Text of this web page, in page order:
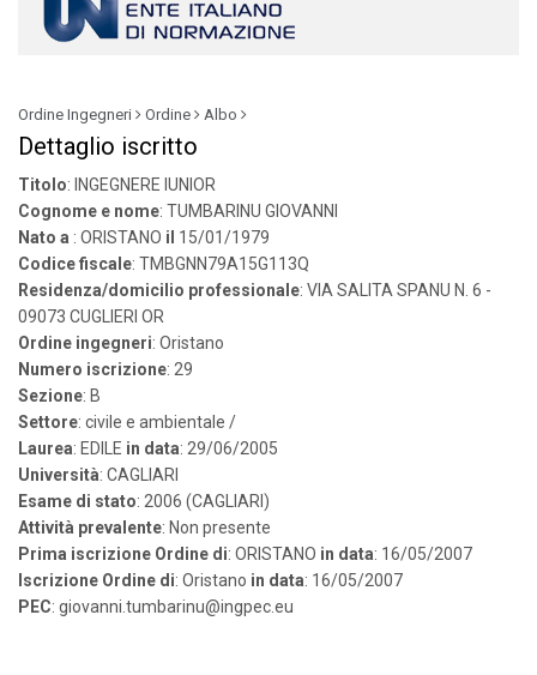
Ordine Ingegneri Ordine Albo
Dettaglio iscritto
Titolo: INGEGNERE IUNIOR
Cognome e nome: TUMBARINU GIOVANNI
Nato a : ORISTANO il 15/01/1979
Codice fiscale: TMBGNN79A15G113Q
Residenza/domicilio professionale: VIA SALITA SPANU N. 6 -
09073 CUGLIERI OR
Ordine ingegneri: Oristano
Numero iscrizione: 29
Sezione: B
Settore: civile e ambientale /
Laurea: EDILE in data: 29/06/2005
Università: CAGLIARI
Esame di stato: 2006 (CAGLIARI)
Attività prevalente: Non presente
Prima iscrizione Ordine di: ORISTANO in data: 16/05/2007
Iscrizione Ordine di: Oristano in data: 16/05/2007
PEC: giovanni.tumbarinu@ingpec.eu